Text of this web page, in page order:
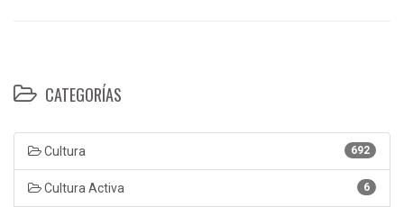
CATEGORÍAS
692
Cultura
6
Cultura Activa